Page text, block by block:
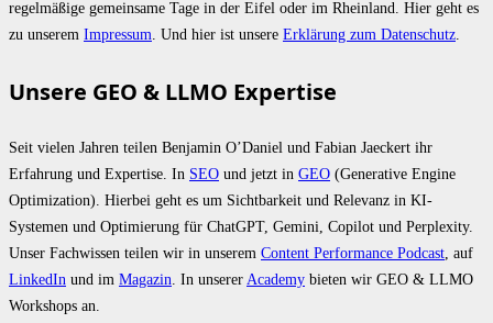
regelmäßige gemeinsame Tage in der Eifel oder im Rheinland. Hier geht es
zu unserem Impressum . Und hier ist unsere Erklärung zum Datenschutz
Unsere GEO & LLMO Expertise
Seit vielen Jahren teilen Benjamin O’Daniel und Fabian Jaeckert ihr
Erfahrung und Expertise. In SEO und jetzt in GEO (Generative Engine
Optimization). Hierbei geht es um Sichtbarkeit und Relevanz in KI-
Systemen und Optimierung für ChatGPT, Gemini, Copilot und Perplexity.
Unser Fachwissen teilen wir in unserem Content Performance Podcast , auf
LinkedIn und im Magazin . In unserer Academy bieten wir GEO & LLMO
Workshops an.